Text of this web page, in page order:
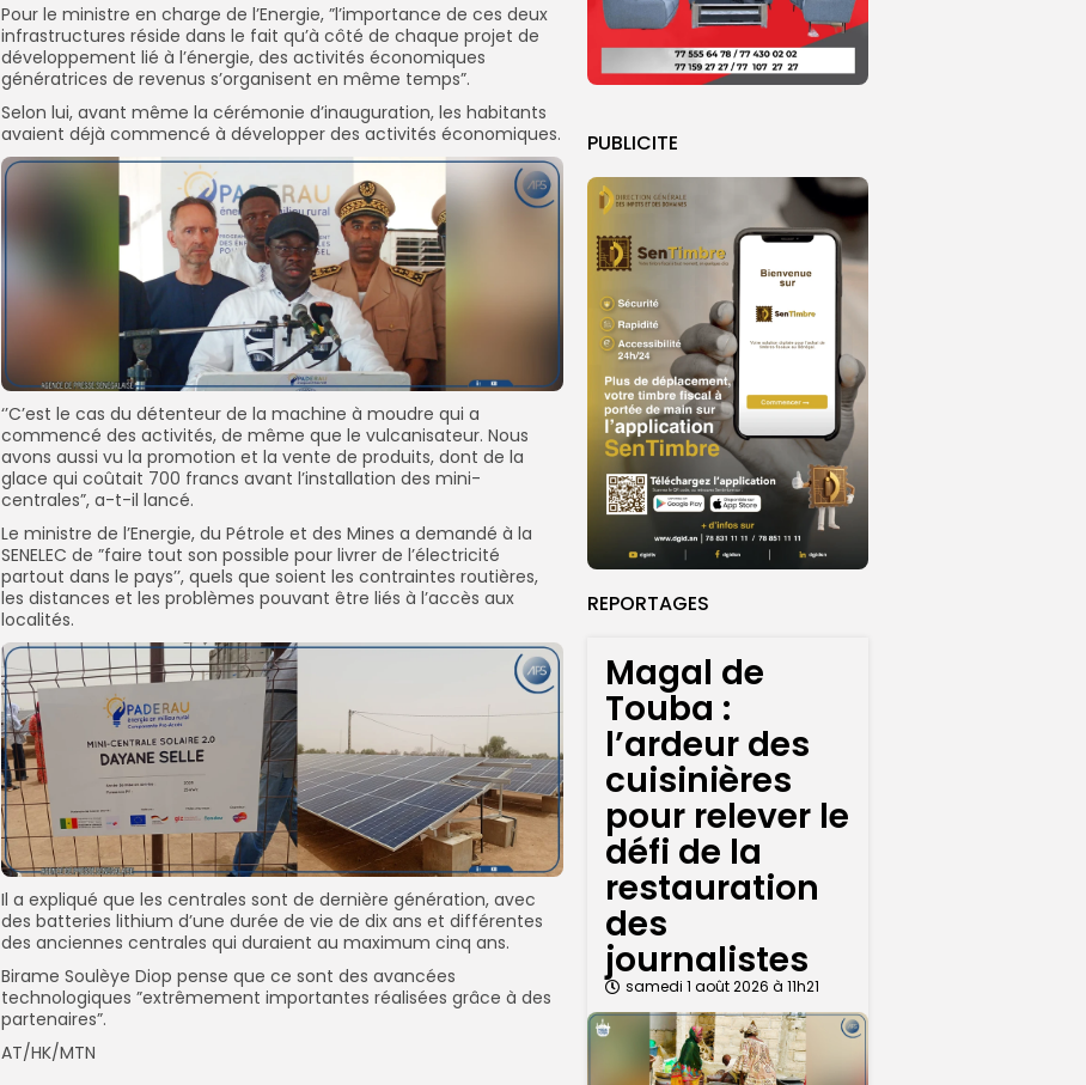
PUBLICITE
REPORTAGES
Magal de
Touba :
l’ardeur des
cuisinières
pour relever le
défi de la
restauration
des
journalistes
samedi 1 août 2026 à 11h21
Pour le ministre en charge de l’Energie, ”l’importance de ces deux
infrastructures réside dans le fait qu’à côté de chaque projet de
développement lié à l’énergie, des activités économiques
génératrices de revenus s’organisent en même temps”.
Selon lui, avant même la cérémonie d’inauguration, les habitants
avaient déjà commencé à développer des activités économiques.
‘’C’est le cas du détenteur de la machine à moudre qui a
commencé des activités, de même que le vulcanisateur. Nous
avons aussi vu la promotion et la vente de produits, dont de la
glace qui coûtait 700 francs avant l’installation des mini-
centrales”, a-t-il lancé.
Le ministre de l’Energie, du Pétrole et des Mines a demandé à la
SENELEC de ”faire tout son possible pour livrer de l’électricité
partout dans le pays’’, quels que soient les contraintes routières,
les distances et les problèmes pouvant être liés à l’accès aux
localités.
Il a expliqué que les centrales sont de dernière génération, avec
des batteries lithium d’une durée de vie de dix ans et différentes
des anciennes centrales qui duraient au maximum cinq ans.
Birame Soulèye Diop pense que ce sont des avancées
technologiques ”extrêmement importantes réalisées grâce à des
partenaires”.
AT/HK/MTN